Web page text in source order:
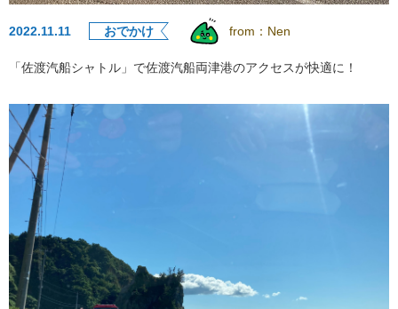
2022.11.11 おでかけ from： Nen
「佐渡汽船シャトル」で佐渡汽船両津港のアクセスが快適に！